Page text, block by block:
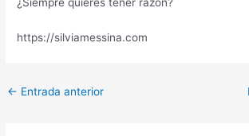
https://silviamessina.com
← Entrada anterior